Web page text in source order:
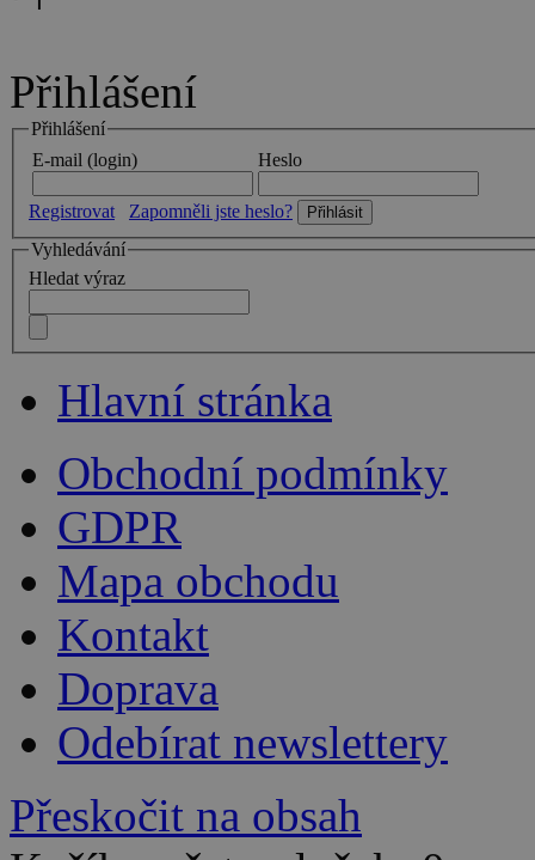
Přihlášení
Přihlášení
E-mail (login)
Heslo
Registrovat
Zapomněli jste heslo?
Vyhledávání
Hledat výraz
Hlavní stránka
Obchodní podmínky
GDPR
Mapa obchodu
Kontakt
Doprava
Odebírat newslettery
Přeskočit na obsah